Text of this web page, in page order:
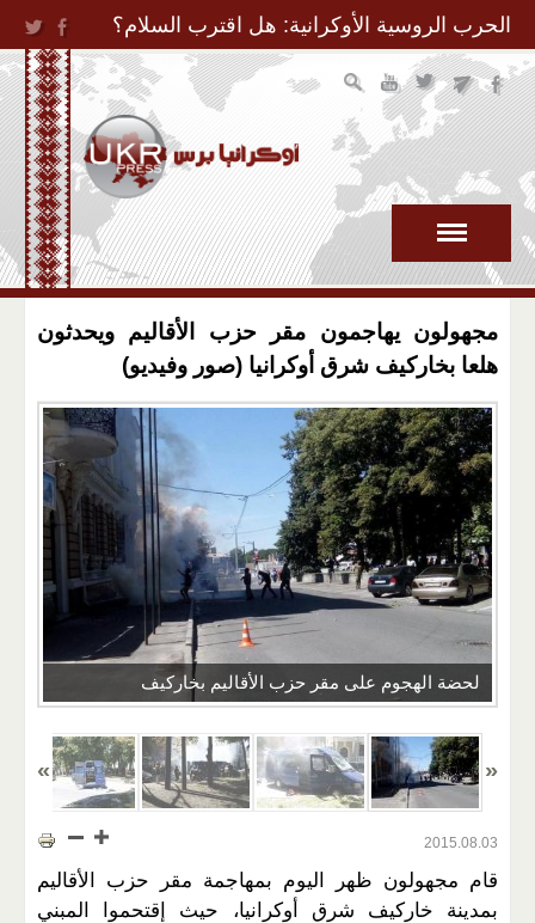
Jump to Navigation
الحرب الروسية الأوكرانية: هل اقترب السلام؟
مجهولون يهاجمون مقر حزب الأقاليم ويحدثون
هلعا بخاركيف شرق أوكرانيا (صور وفيديو)
لحضة الهجوم على مقر حزب الأقاليم بخاركيف
2015.08.03
قام مجهولون ظهر اليوم بمهاجمة مقر حزب الأقاليم
بمدينة خاركيف شرق أوكرانيا، حيث إقتحموا المبني